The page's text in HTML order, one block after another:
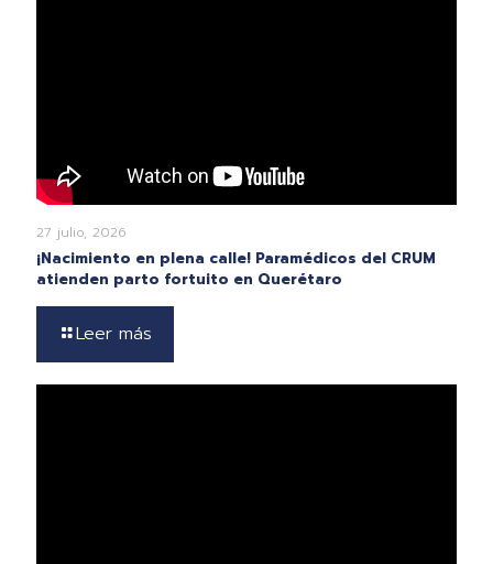
27 julio, 2026
¡Nacimiento en plena calle! Paramédicos del CRUM
atienden parto fortuito en Querétaro
Leer más